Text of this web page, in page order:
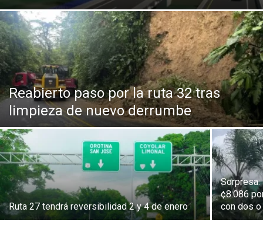
Reabierto paso por la ruta 32 tras
limpieza de nuevo derrumbe
Ruta 27 tendrá reversibilidad 2 y 4 de enero
¢8.086
con dos